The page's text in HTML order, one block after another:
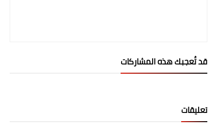
قد تُعجبك هذه المشاركات
تعليقات